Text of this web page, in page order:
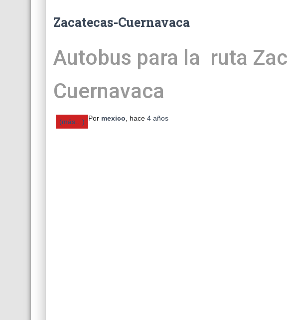
Zacatecas-Cuernavaca
Autobus para la ruta
Cuernavaca
(más…) Por mexico , hace 4 años